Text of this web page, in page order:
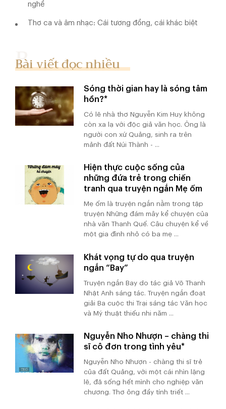
nghề
Thơ ca và âm nhạc: Cái tương đồng, cái khác biệt
Bài viết đọc nhiều
Sóng thời gian hay là sóng tâm
hồn?*
Có lẽ nhà thơ Nguyễn Kim Huy không
còn xa lạ với độc giả văn học. Ông là
người con xứ Quảng, sinh ra trên
mảnh đất Núi Thành - ...
Hiện thực cuộc sống của
những đứa trẻ trong chiến
tranh qua truyện ngắn Mẹ ốm
Mẹ ốm là truyện ngắn nằm trong tập
truyện Những đám mây kể chuyện của
nhà văn Thanh Quế. Câu chuyện kể về
một gia đình nhỏ có ba mẹ ...
Khát vọng tự do qua truyện
ngắn “Bay”
Truyện ngắn Bay do tác giả Võ Thanh
Nhật Anh sáng tác. Truyện ngắn đoạt
giải Ba cuộc thi Trại sáng tác Văn học
và Mỹ thuật thiếu nhi năm ...
Nguyễn Nho Nhượn – chàng thi
sĩ cô đơn trong tình yêu*
Nguyễn Nho Nhượn - chàng thi sĩ trẻ
của đất Quảng, với một cái nhìn lặng
lẽ, đã sống hết mình cho nghiệp văn
chương. Thơ ông đầy tính triết ...